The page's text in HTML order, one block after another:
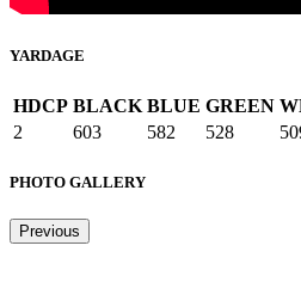
YARDAGE
HDCP BLACK BLUE GREEN
2
603 582 528
PHOTO GALLERY
Previous